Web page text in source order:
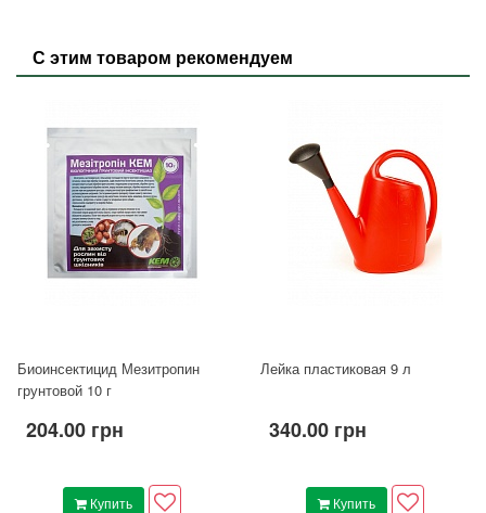
С этим товаром рекомендуем
Биоинсектицид Мезитропин
грунтовой 10 г
204.00 грн
Купить
Лейка пластиковая 9 л
340.00 грн
Купить